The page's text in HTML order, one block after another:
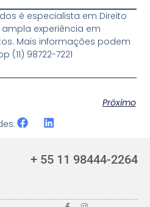
é especialista em Direito
experiência em
Mais informações podem
(11) 98722-7221
Próximo
+ 55 11 98444-2264